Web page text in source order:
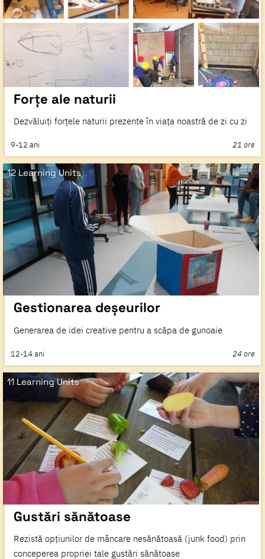
Forțe ale naturii
Dezvăluiți forțele naturii prezente în viața noastră de zi cu zi
9-12 ani 21 ore
12 Learning Units
Gestionarea deșeurilor
Generarea de idei creative pentru a scăpa de gunoaie
12-14ani 24 ore
11 Learning Units
Gustări sănătoase
Rezistă opțiunilor de mâncare nesănătoasă (junk food) prin
conceperea propriei tale gustări sănătoase